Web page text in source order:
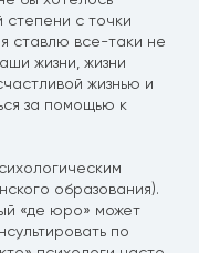
степени с точки
я ставлю все-таки не
жизни, жизни
жизнью и
за помощью к
образования).
«де юро» может
по